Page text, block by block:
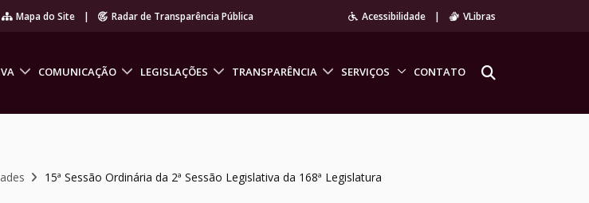
Mapa do Site | Radar de Transparência Pública Acessibilidade | VLibras
COMUNICAÇÃO LEGISLAÇÕES TRANSPARÊNCIA SERVIÇOS CONTATO
15ª Sessão Ordinária da 2ª Sessão Legislativa da 168ª Legislatura